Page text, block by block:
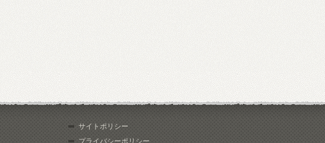
サイトポリシー
プライバシーポリシー